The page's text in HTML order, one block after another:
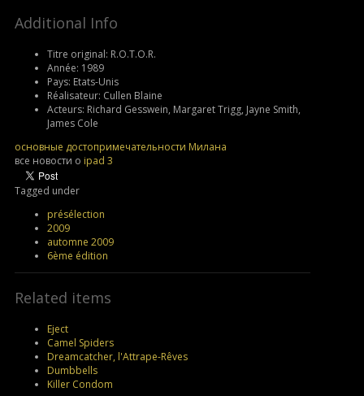
Additional Info
Titre original: R.O.T.O.R.
Année: 1989
Pays: Etats-Unis
Réalisateur: Cullen Blaine
Acteurs: Richard Gesswein, Margaret Trigg, Jayne Smith,
James Cole
основные достопримечательности Милана
все новости о ipad 3
Tagged under
présélection
2009
automne 2009
6ème édition
Related items
Eject
Camel Spiders
Dreamcatcher, l'Attrape-Rêves
Dumbbells
Killer Condom